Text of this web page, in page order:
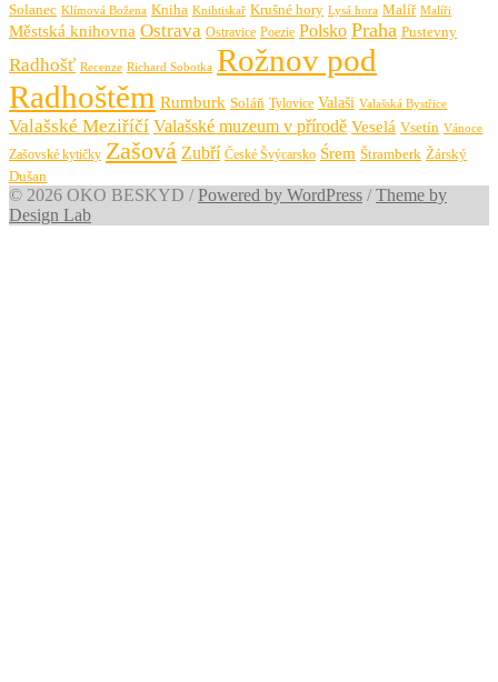
Solanec Klímová Božena Kniha Knihtiskař Krušné hory Lysá hora Malíř Malíři
Městská knihovna Ostrava Ostravice Poezie Polsko Praha Pustevny
Radhošť Recenze Richard Sobotka Rožnov pod
Radhoštěm Rumburk Soláň Tylovice Valaši Valašská Bystřice
Valašské Meziříčí Valašské muzeum v přírodě Veselá Vsetín Vánoce
Zašovské kytičky Zašová Zubří České Švýcarsko Śrem Štramberk Žárský
Dušan
© 2026 OKO BESKYD / Powered by WordPress /Theme by
Design Lab